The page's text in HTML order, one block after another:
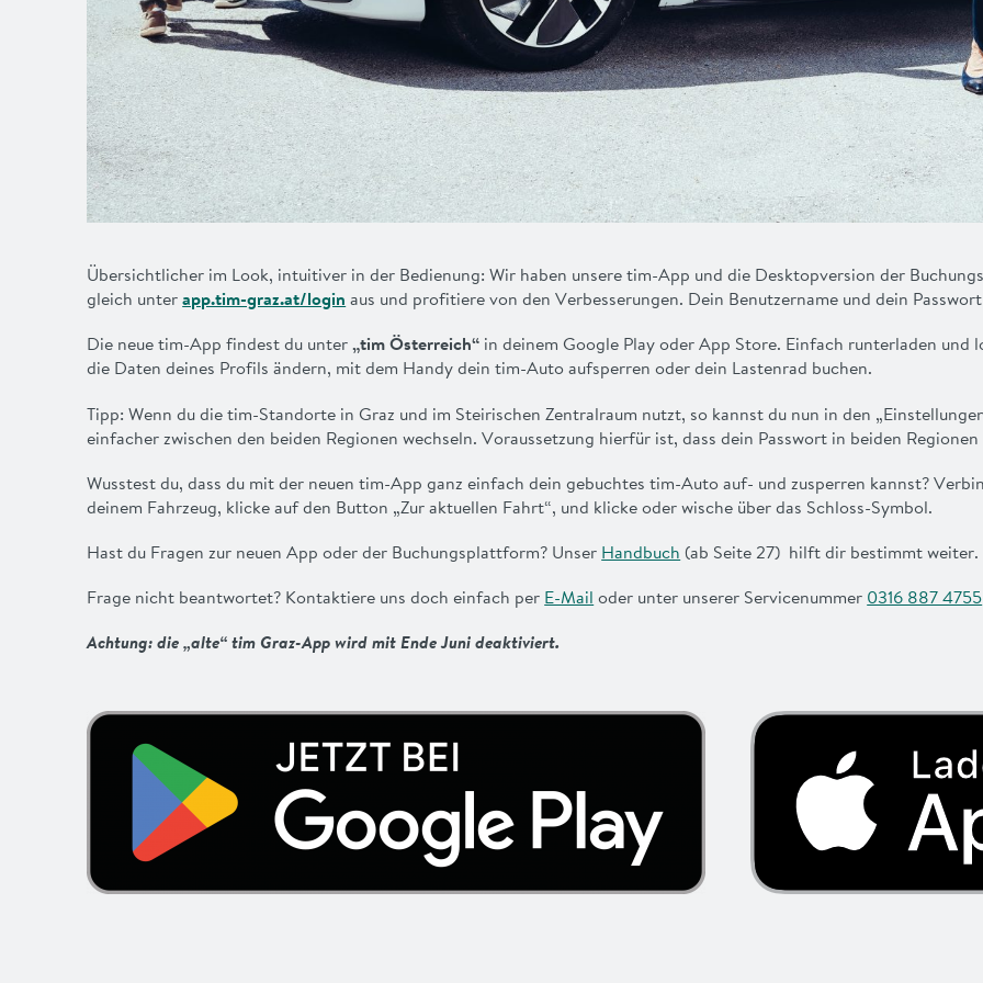
Übersichtlicher im Look, intuitiver in der Bedienung: Wir haben unsere tim-App und die Desktopversion der
gleich unterapp.tim-graz.at/login aus und profitiere von den Verbesserungen. Dein Benutzername und dein
Die neue tim-App findest du unter„tim Österreich“ in deinem Google Play oder App Store. Einfach runterladen
die Daten deines Profils ändern, mit dem Handy dein tim-Auto aufsperren oder dein Lastenrad buchen.
Tipp: Wenn du die tim-Standorte in Graz und im Steirischen Zentralraum nutzt, so kannst du nun in den
einfacher zwischen den beiden Regionen wechseln. Voraussetzung hierfür ist, dass dein Passwort in beiden
Wusstest du, dass du mit der neuen tim-App ganz einfach dein gebuchtes tim-Auto auf- und zusperren kannst?
deinem Fahrzeug, klicke auf den Button „Zur aktuellen Fahrt“, und klicke oder wische über das Schloss-Symbol.
Hast du Fragen zur neuen App oder der Buchungsplattform? Unser Handbuch (ab Seite 27) hilft dir bestimmt weiter.
Frage nicht beantwortet? Kontaktiere uns doch einfach per E-Mail oder unter unserer Servicenummer 0316 887 4755
Achtung: die „alte“ tim Graz-App wird mit Ende Juni deaktiviert.